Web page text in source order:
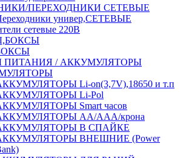
ПЕРЕХОДНИКИ СЕТЕВЫЕ
универ,СЕТЕВЫЕ
сетевые 220В
ПИТАНИЯ / АККУМУЛЯТОРЫ
Li-on(3,7V),18650 и т.п
Li-Pol
Smart часов
АА/ААА/крона
В СПАЙКЕ
ВНЕШНИЕ (Power